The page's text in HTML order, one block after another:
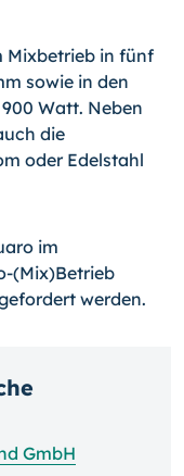
Mixbetrieb in fünf
sowie in den
Watt. Neben
die
oder Edel­stahl
im
(Mix)Betrieb
werden.
GmbH